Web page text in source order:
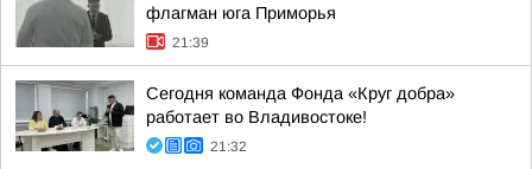
флагман юга Приморья
21:39
Сегодня команда Фонда «Круг добра»
работает во Владивостоке!
21:32